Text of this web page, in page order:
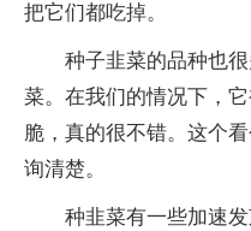
把它们都吃掉。
种子韭菜的品种也
菜。在我们的情况下，
脆，真的很不错。这个
询清楚。
种韭菜有一些加速